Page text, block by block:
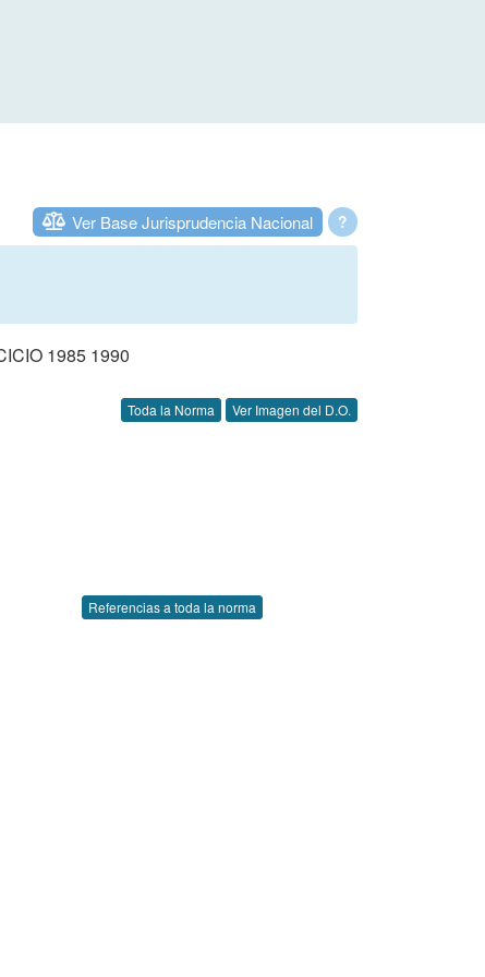
?
Ver Base Jurisprudencia Nacional
1985 1990
Toda la Norma Ver Imagen del D.O.
Referencias a toda la norma